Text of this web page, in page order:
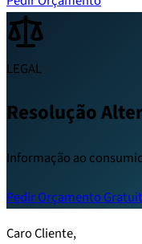
LEGAL
Resolução
Informação ao
Pedir Orçamento
Caro Cliente,